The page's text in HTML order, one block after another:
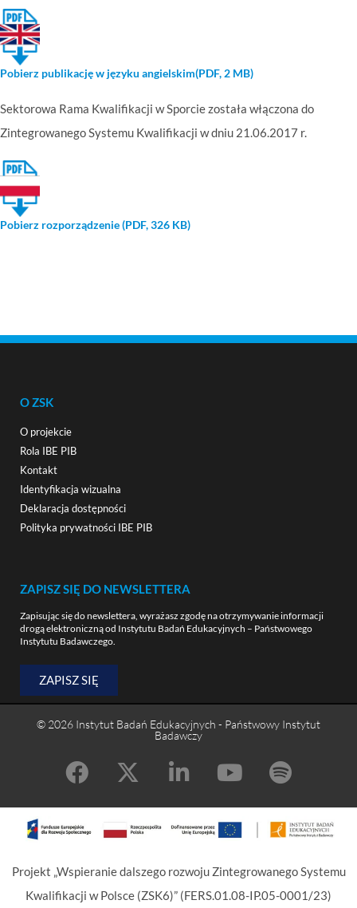
Pobierz publikację w języku angielskim(PDF, 2 MB)
Sektorowa Rama Kwalifikacji w Sporcie została włączona do
Zintegrowanego Systemu Kwalifikacji w dniu 21.06.2017 r.
Pobierz rozporządzenie (PDF, 326 KB)
O ZSK
O projekcie
Rola IBE PIB
Kontakt
Identyfikacja wizualna
Deklaracja dostępności
Polityka prywatności IBE PIB
ZAPISZ SIĘ DO NEWSLETTERA
Zapisując się do newslettera, wyrażasz zgodę na otrzymywanie informacji
drogą elektroniczną od Instytutu Badań Edukacyjnych – Państwowego
Instytutu Badawczego.
ZAPISZ SIĘ
© 2026 Instytut Badań Edukacyjnych - Państwowy Instytut
Badawczy
Projekt „Wspieranie dalszego rozwoju Zintegrowanego Systemu
Kwalifikacji w Polsce (ZSK6)” (FERS.01.08-IP.05-0001/23)